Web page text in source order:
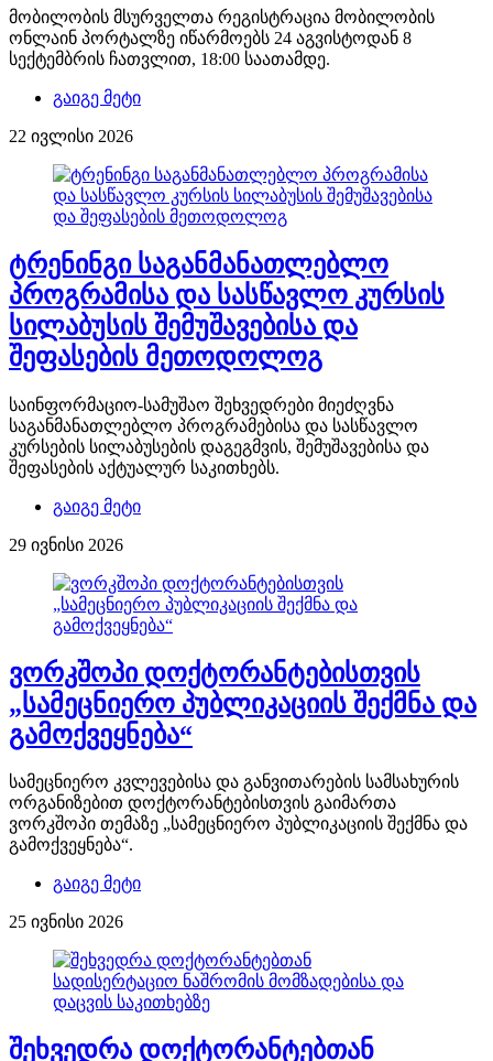
მობილობის მსურველთა რეგისტრაცია მობილობის
ონლაინ პორტალზე იწარმოებს 24 აგვისტოდან 8
სექტემბრის ჩათვლით, 18:00 საათამდე.
გაიგე მეტი
22 ივლისი 2026
ტრენინგი საგანმანათლებლო
პროგრამისა და სასწავლო კურსის
სილაბუსის შემუშავებისა და
შეფასების მეთოდოლოგ
საინფორმაციო-სამუშაო შეხვედრები მიეძღვნა
საგანმანათლებლო პროგრამებისა და სასწავლო
კურსების სილაბუსების დაგეგმვის, შემუშავებისა და
შეფასების აქტუალურ საკითხებს.
გაიგე მეტი
29 ივნისი 2026
ვორკშოპი დოქტორანტებისთვის
„სამეცნიერო პუბლიკაციის შექმნა და
გამოქვეყნება“
სამეცნიერო კვლევებისა და განვითარების სამსახურის
ორგანიზებით დოქტორანტებისთვის გაიმართა
ვორკშოპი თემაზე „სამეცნიერო პუბლიკაციის შექმნა და
გამოქვეყნება“.
გაიგე მეტი
25 ივნისი 2026
შეხვედრა დოქტორანტებთან